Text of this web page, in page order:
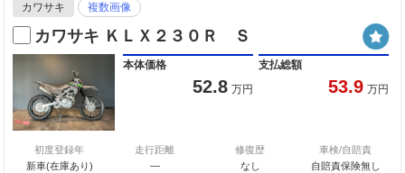
カワサキ 複数画像
カワサキ ＫＬＸ２３０Ｒ Ｓ
本体価格
52.8 万円
支払総額
53.9 万円
初度登録年
新車(在庫あり)
走行距離
―
修復歴
なし
車検/自賠責
自賠責保険無し